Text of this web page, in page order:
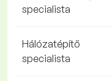
specialista
Hálózatépítő
specialista